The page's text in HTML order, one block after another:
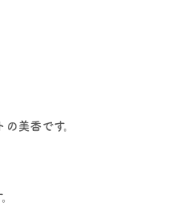
美香です。